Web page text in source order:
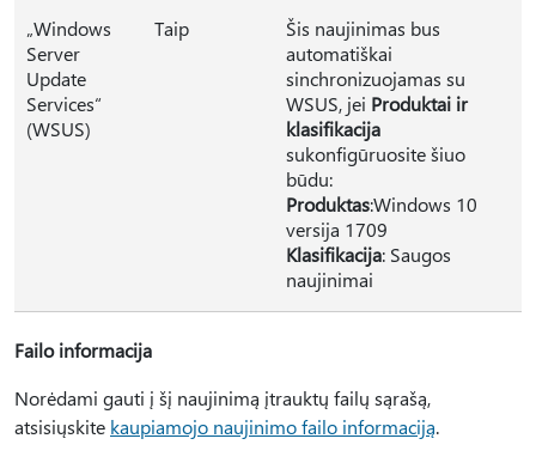
„Windows
Server
Update
Services“
(WSUS)
Taip
Šis naujinimas bus
automatiškai
sinchronizuojamas su
WSUS, jei Produktai ir
klasifikacija
sukonfigūruosite šiuo
būdu:
Produktas:Windows 10
versija 1709
Klasifikacija: Saugos
naujinimai
Failo informacija
Norėdami gauti į šį naujinimą įtrauktų failų sąrašą,
atsisiųskite kaupiamojo naujinimo failo informaciją.